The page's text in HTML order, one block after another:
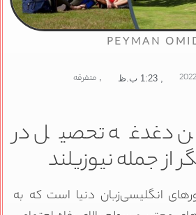
PEYMAN
1:23 ب.ظ متفرقه
دغدغه تحصیل در
جمله نیوزیلند
انگلیسی‌زبان دنیا است که به